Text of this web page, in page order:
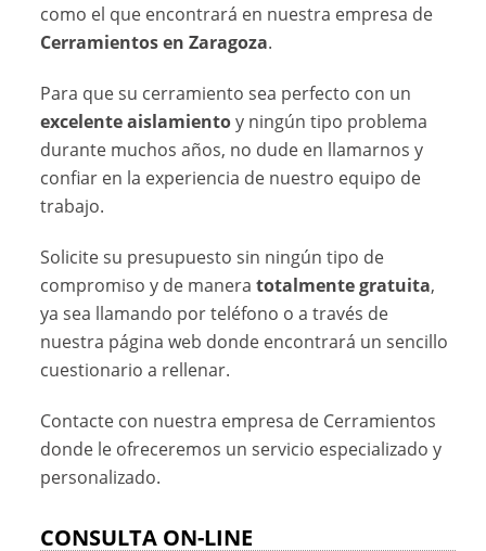
como el que encontrará en nuestra empresa de
Cerramientos en Zaragoza.
Para que su cerramiento sea perfecto con un
excelente aislamientoy ningún tipo problema
durante muchos años, no dude en llamarnos y
confiar en la experiencia de nuestro equipo de
trabajo.
Solicite su presupuesto sin ningún tipo de
compromiso y de maneratotalmente gratuita,
ya sea llamando por teléfono o a través de
nuestra página web donde encontrará un sencillo
cuestionario a rellenar.
Contacte con nuestra empresa de Cerramientos
donde le ofreceremos un servicio especializado y
personalizado.
CONSULTA ON-LINE